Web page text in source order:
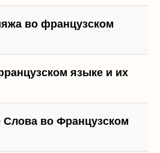
во французском
языке и их
во Французском